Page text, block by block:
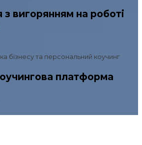
з вигорянням на роботі
бізнесу та персональний коучинг
платформа